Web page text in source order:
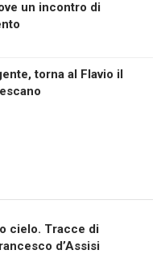
un incontro di
torna al Flavio il
cielo. Tracce di
d’Assisi